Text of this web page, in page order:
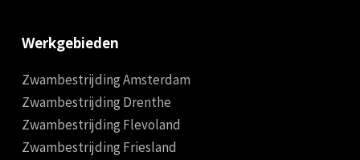
Werkgebieden
Zwambestrijding Amsterdam
Zwambestrijding Drenthe
Zwambestrijding Flevoland
Zwambestrijding Friesland